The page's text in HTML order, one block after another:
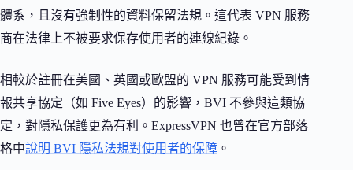
體系，且沒有強制性的資料保留法規。這代表 VPN 服務
商在法律上不被要求保存使用者的連線紀錄。
相較於註冊在美國、英國或歐盟的 VPN 服務可能受到情
報共享協定（如 Five Eyes）的影響，BVI 不參與這類協
定，對隱私保護更為有利。ExpressVPN 也曾在官方部落
格中說明 BVI 隱私法規對使用者的保障 。